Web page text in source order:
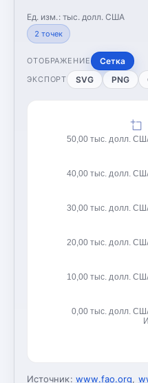
Ед. изм.: тыс. долл. США
2 точек
ОТОБРАЖЕНИЕ Сетка
ЭКСПОРТ SVG PNG
0,00 тыс. долл.
10,00 тыс. долл.
20,00 тыс. долл.
30,00 тыс. долл.
40,00 тыс. долл.
50,00 тыс. долл.
Источник: www.fao.org,